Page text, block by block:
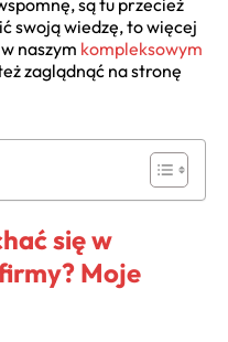
są tu przecież
swoją wiedzę, to więcej
naszym kompleksowym
zaglądnąć na stronę
się w
Moje